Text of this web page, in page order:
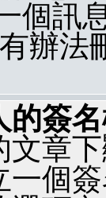
個訊
辦法
的簽
文章
一個